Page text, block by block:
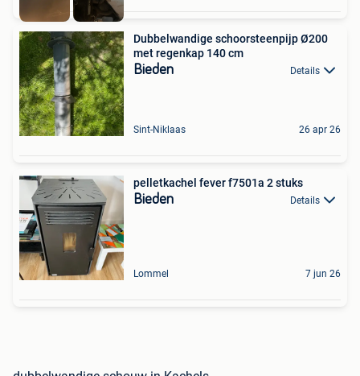
Dubbelwandige schoorsteenpijp Ø200
met regenkap 140 cm
Bieden Details
Sint-Niklaas 26 apr 26
pelletkachel fever f7501a 2 stuks
Bieden Details
Lommel 7 jun 26